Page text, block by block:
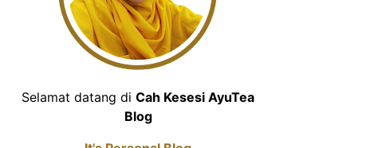
Selamat datang di Cah Kesesi AyuTea
Blog